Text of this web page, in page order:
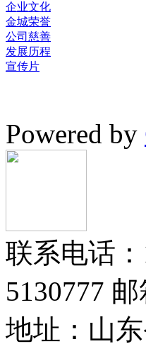
企业文化
金城荣誉
公司慈善
发展历程
宣传片
Powered by
联系电话：
5130777
地址：山